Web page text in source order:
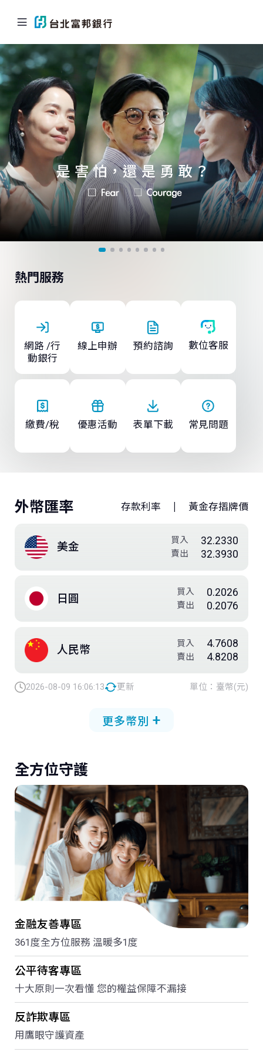
個人金融 企業．商戶 海外業務 關於北富銀
返回首頁
信用卡
貸款
存款．外匯
保險
信託
數位服務
理財會員
熱門服務
網路 /行
動銀行
線上申辦 預約諮詢 數位客服
繳費/稅 優惠活動 表單下載 常見問題
外幣匯率 存款利率 | 黃金存摺牌價
美金
買入 32.2330
賣出 32.3930
日圓
買入 0.2026
賣出 0.2076
人民幣
買入 4.7608
賣出 4.8208
2026-08-09 16:06:13 更新 單位：臺幣(元)
更多幣別+
全方位守護
金融友善專區
361度全方位服務 溫暖多1度
公平待客專區
十大原則一次看懂 您的權益保障不漏接
反詐欺專區
用鷹眼守護資產